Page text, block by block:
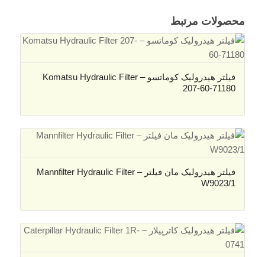
محصولات مرتبط
فیلتر هیدرولیک کوماتسو – Komatsu Hydraulic Filter
207-60-71180
فیلتر هیدرولیک مان فیلتر – Mannfilter Hydraulic Filter
W9023/1